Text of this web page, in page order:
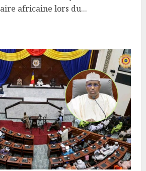
africaine lors du...